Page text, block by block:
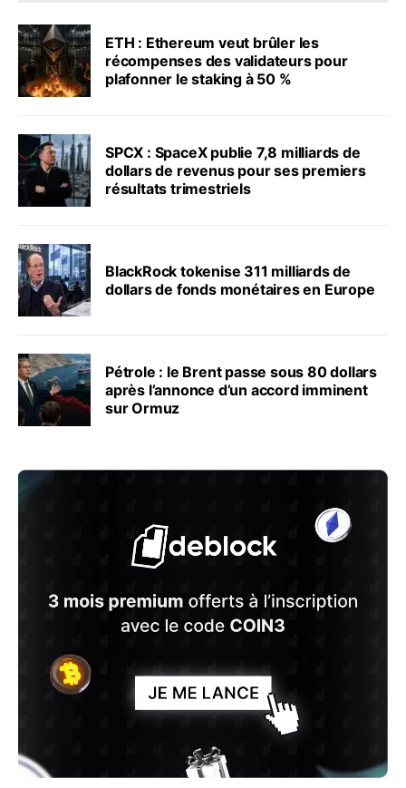
ETH : Ethereum veut brûler les
récompenses des validateurs pour
plafonner le staking à 50 %
SPCX : SpaceX publie 7,8 milliards de
dollars de revenus pour ses premiers
résultats trimestriels
BlackRock tokenise 311 milliards de
dollars de fonds monétaires en Europe
Pétrole : le Brent passe sous 80 dollars
après l’annonce d’un accord imminent
sur Ormuz